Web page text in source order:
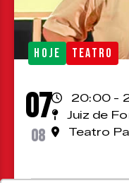
HOJE TEATRO
07
08
20:00 -
Juiz de
Teatro